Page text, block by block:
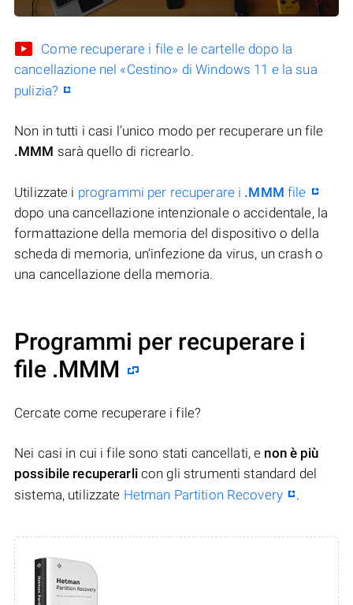
Come recuperare i file e le cartelle dopo la
cancellazione nel «Cestino» di Windows 11 e la sua
pulizia?
Non in tutti i casi l’unico modo per recuperare un file
.MMM sarà quello di ricrearlo.
Utilizzate i programmi per recuperare i .MMM file
dopo una cancellazione intenzionale o accidentale, la
formattazione della memoria del dispositivo o della
scheda di memoria, un’infezione da virus, un crash o
una cancellazione della memoria.
Programmi per recuperare i
file .MMM
Cercate come recuperare i file?
Nei casi in cui i file sono stati cancellati, e non è più
possibile recuperarlicon gli strumenti standard del
sistema, utilizzate Hetman Partition Recovery .